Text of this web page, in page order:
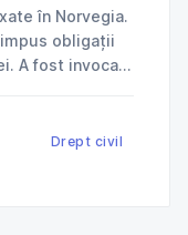
în Norvegia.
A fost invocată
Drept civil